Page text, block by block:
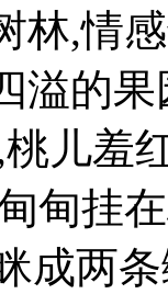
林,情
果园
桃儿
甸挂
成两